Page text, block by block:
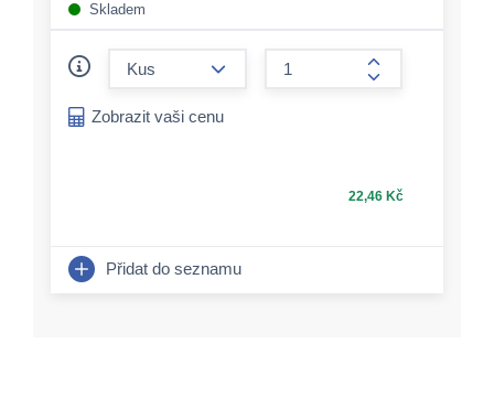
Skladem
form.increase-
Zobrazit vaši cenu
22,46 Kč
Přidat do seznamu